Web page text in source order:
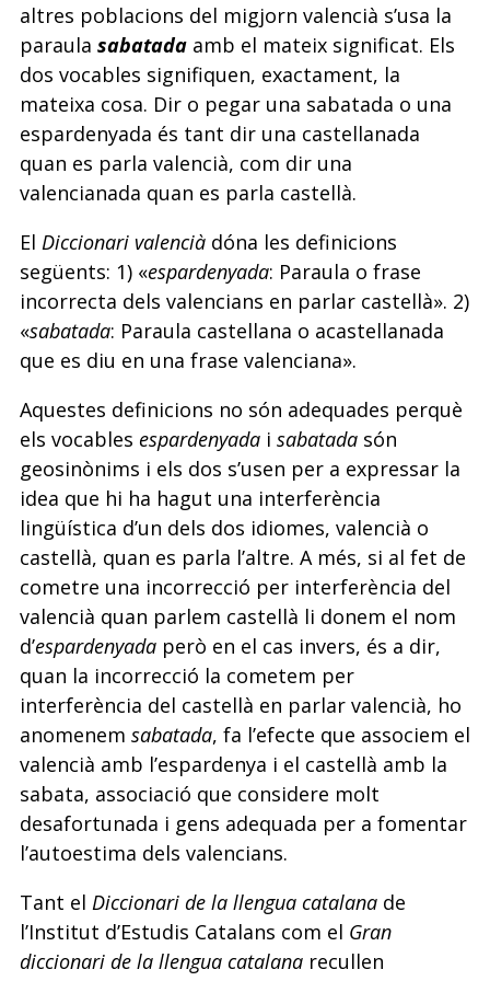
altres poblacions del migjorn valencià s’usa la
paraula sabatadaamb el mateix significat. Els
dos vocables signifiquen, exactament, la
mateixa cosa. Dir o pegar una sabatada o una
espardenyada és tant dir una castellanada
quan es parla valencià, com dir una
valencianada quan es parla castellà.
El Diccionari valenciàdóna les definicions
següents: 1) «espardenyada: Paraula o frase
incorrecta dels valencians en parlar castellà». 2)
«sabatada: Paraula castellana o acastellanada
que es diu en una frase valenciana».
Aquestes definicions no són adequades perquè
els vocables espardenyadai sabatadasón
geosinònims i els dos s’usen per a expressar la
idea que hi ha hagut una interferència
lingüística d’un dels dos idiomes, valencià o
castellà, quan es parla l’altre. A més, si al fet de
cometre una incorrecció per interferència del
valencià quan parlem castellà li donem el nom
d’espardenyadaperò en el cas invers, és a dir,
quan la incorrecció la cometem per
interferència del castellà en parlar valencià, ho
anomenem sabatada, fa l’efecte que associem el
valencià amb l’espardenya i el castellà amb la
sabata, associació que considere molt
desafortunada i gens adequada per a fomentar
l’autoestima dels valencians.
Tant el Diccionari de la llengua catalanade
l’Institut d’Estudis Catalans com el Gran
diccionari de la llengua catalanarecullen